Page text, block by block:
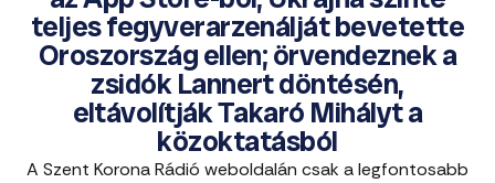
teljes fegyverarzenálját bevetette
Oroszország ellen; örvendeznek a
zsidók Lannert döntésén,
eltávolítják Takaró Mihályt a
közoktatásból
A Szent Korona Rádió weboldalán csak a legfontosabb